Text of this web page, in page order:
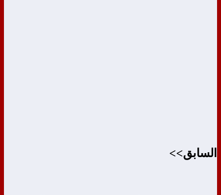
السابق>>